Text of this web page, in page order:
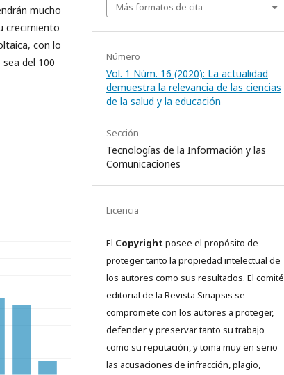
mucho
crecimiento
con lo
del 100
Más formatos de cita
Número
Vol. 1 Núm. 16 (2020): La actualidad
demuestra la relevancia de las ciencias
de la salud y la educación
Sección
Tecnologías de la Información y las
Comunicaciones
Licencia
El Copyright posee el propósito de
proteger tanto la propiedad intelectual de
los autores como sus resultados. El comité
editorial de la Revista Sinapsis se
compromete con los autores a proteger,
defender y preservar tanto su trabajo
como su reputación, y toma muy en serio
las acusaciones de infracción, plagio,